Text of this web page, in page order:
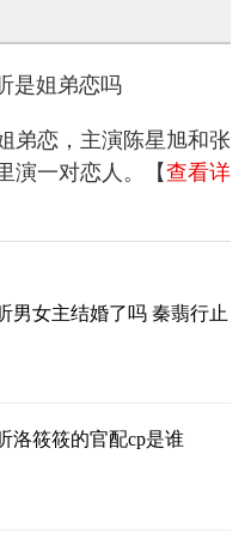
恋，主演陈星旭和张
演一对恋人。【查看详
男女主结婚了吗 秦翡行止
洛筱筱的官配cp是谁